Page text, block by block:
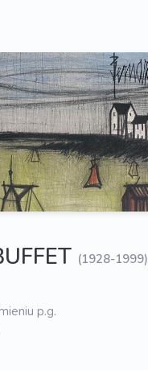
(1928-1999)
p.g.